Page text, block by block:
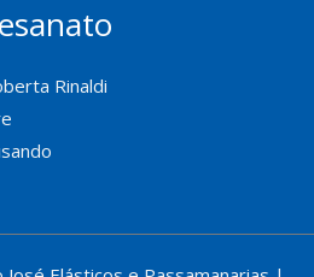
Rinaldi